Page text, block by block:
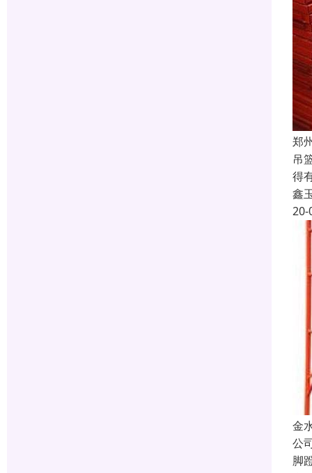
郑
吊
得
鑫
20-
金
公
脚